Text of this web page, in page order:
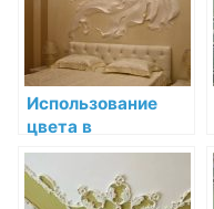
Использование
цвета в
декоративной
лепнине: история и
современность